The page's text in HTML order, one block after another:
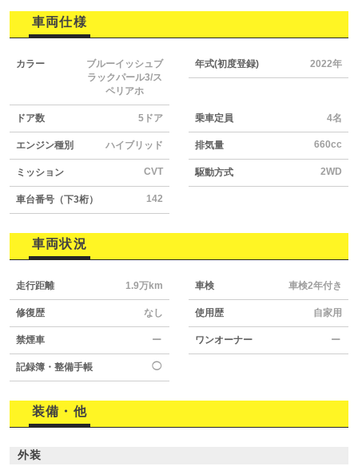
車両仕様
カラー
ブルーイッシュブ
ラックパール3/ス
ペリアホ
年式(初度登録) 2022年
ドア数 5ドア 乗車定員 4名
エンジン種別 ハイブリッド 排気量 660cc
ミッション CVT 駆動方式 2WD
車台番号（下3桁） 142
車両状況
走行距離 1.9万km 車検 車検2年付き
修復歴 なし 使用歴 自家用
禁煙車 ー ワンオーナー ー
記録簿・整備手帳 ◯
装備・他
外装